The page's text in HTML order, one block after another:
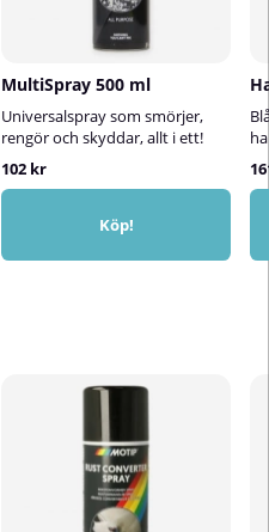
MultiSpray 500 ml
Universalspray som smörjer,
rengör och skyddar, allt i ett!
102 kr
Köp!